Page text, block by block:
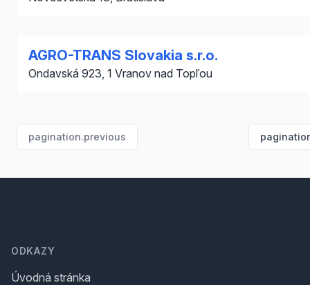
AGRO-TRANS Slovakia s.r.o.
Ondavská 923, 1 Vranov nad Topľou
pagination.previous
ODKAZY
Úvodná stránka